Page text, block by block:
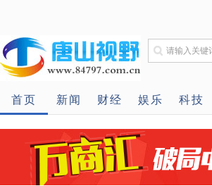
首页 新闻 财经 娱乐 科技